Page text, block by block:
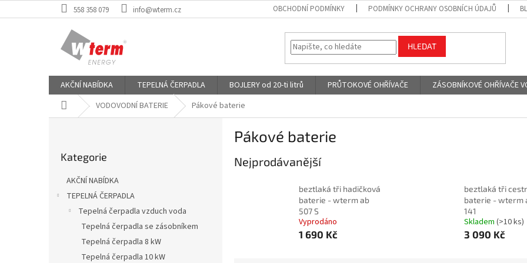
na
558 358 079 info@wterm.cz OBCHODNÍ PODMÍNKY PODMÍNKY OCHRANY OSOBNÍCH ÚDAJŮ
HLEDAT
AKČNÍ NABÍDKA TEPELNÁ ČERPADLA BOJLERY od 20-ti litrů PRŮTOKOVÉ OHŘÍVAČE ZÁSOBNÍKOVÉ OHŘÍVAČE
Domů VODOVODNÍ BATERIE Pákové baterie
kategorie
Kategorie
AKČNÍ NABÍDKA
TEPELNÁ ČERPADLA
Tepelná čerpadla vzduch voda
Tepelná čerpadla se zásobníkem
Tepelná čerpadla 8 kW
Tepelná čerpadla 10 kW
Pákové baterie
Nejprodávanější
beztlaká tři hadičková
baterie - wterm ab
507 S
Vyprodáno
1 690 Kč
beztlaká tři
baterie - wterm
141
Skladem (>10 ks)
3 090 Kč